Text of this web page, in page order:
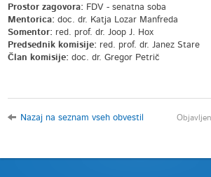
Prostor zagovora: FDV - senatna soba
Mentorica: doc. dr. Katja Lozar Manfreda
Somentor: red. prof. dr. Joop J. Hox
Predsednik komisije: red. prof. dr. Janez Stare
Član komisije: doc. dr. Gregor Petrič
Nazaj na seznam vseh obvestil